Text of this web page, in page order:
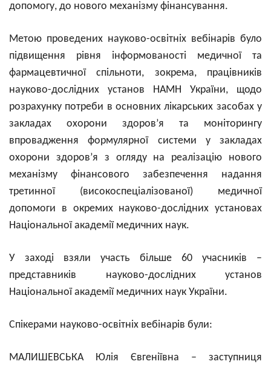
допомогу, до нового механізму фінансування.
Метою проведених науково-освітніх вебінарів було
підвищення рівня інформованості медичної та
фармацевтичної спільноти, зокрема, працівників
науково-дослідних установ НАМН України, щодо
розрахунку потреби в основних лікарських засобах у
закладах охорони здоров’я та моніторингу
впровадження формулярної системи у закладах
охорони здоров’я з огляду на реалізацію нового
механізму фінансового забезпечення надання
третинної (високоспеціалізованої) медичної
допомоги в окремих науково-дослідних установах
Національної академії медичних наук.
У заході взяли участь більше 60 учасників –
представників науково-дослідних установ
Національної академії медичних наук України.
Спікерами науково-освітніх вебінарів були:
МАЛИШЕВСЬКА Юлія Євгеніївна – заступниця